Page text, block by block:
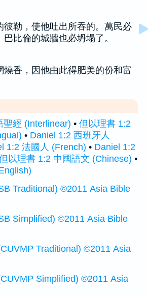
彼勒，使他吐出所吞的。萬民必
比倫的城牆也必坍塌了。
燒香，因他由此得肥美的份和富
聖經 (Interlinear) • 但以理書 1:2
• Daniel 1:2 西班牙人
1:2 法國人 (French) • Daniel 1:2
以理書 1:2 中國語文 (Chinese) •
Traditional) ©2011 Asia Bible
Simplified) ©2011 Asia Bible
Traditional) ©2011 Asia
Simplified) ©2011 Asia